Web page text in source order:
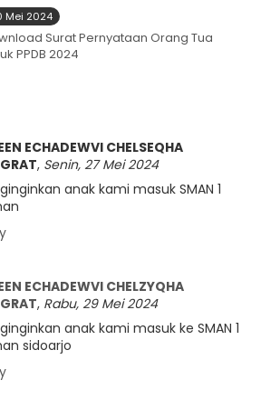
Mei 2024
Surat Pernyataan Orang Tua
PPDB 2024
ECHADEWVI CHELSEQHA
, Senin, 27 Mei 2024
anak kami masuk SMAN 1
ECHADEWVI CHELZYQHA
, Rabu, 29 Mei 2024
anak kami masuk ke SMAN 1
sidoarjo